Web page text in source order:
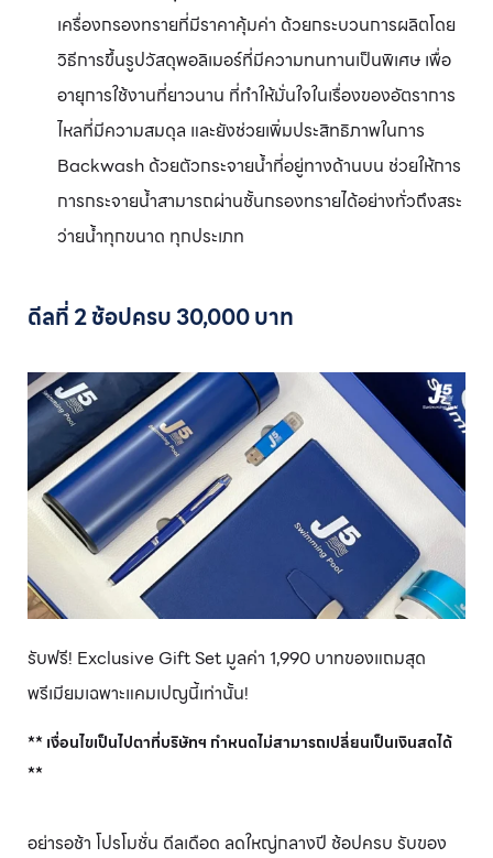
เครื่องกรองทรายที่มีราคาคุ้มค่า ด้วยกระบวนการผลิตโดย
วิธีการขึ้นรูปวัสดุพอลิเมอร์ที่มีความทนทานเป็นพิเศษ เพื่อ
อายุการใช้งานที่ยาวนาน ที่ทำให้มั่นใจในเรื่องของอัตราการ
ไหลที่มีความสมดุล และยังช่วยเพิ่มประสิทธิภาพในการ
Backwash ด้วยตัวกระจายน้ำที่อยู่ทางด้านบน ช่วยให้การ
การกระจายน้ำสามารถผ่านชั้นกรองทรายได้อย่างทั่วถึงสระ
ว่ายน้ำทุกขนาด ทุกประเภท
ดีลที่ 2 ช้อปครบ 30,000 บาท
รับฟรี! Exclusive Gift Set มูลค่า 1,990 บาทของแถมสุด
พรีเมียมเฉพาะแคมเปญนี้เท่านั้น!
** เงื่อนไขเป็นไปตาที่บริษัทฯ กำหนดไม่สามารถเปลี่ยนเป็นเงินสดได้
**
อย่ารอช้า โปรโมชั่น ดีลเดือด ลดใหญ่กลางปี ช้อปครบ รับของ